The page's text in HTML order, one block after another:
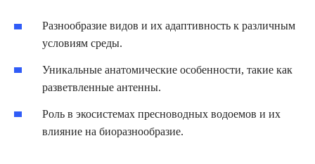
Разнообразие видов и их адаптивность к различным
условиям среды.
Уникальные анатомические особенности, такие как
разветвленные антенны.
Роль в экосистемах пресноводных водоемов и их
влияние на биоразнообразие.